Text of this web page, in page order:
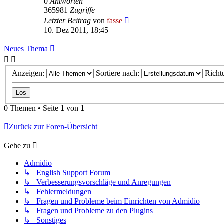
365981 Zugriffe
Letzter Beitrag von fasse
10. Dez 2011, 18:45
Neues Thema
Anzeigen: Sortiere nach:
0 Themen • Seite 1 von 1
Zurück zur Foren-Übersicht
Gehe zu
Admidio
↳ English Support Forum
↳ Verbesserungsvorschläge und Anregungen
↳ Fehlermeldungen
↳ Fragen und Probleme beim Einrichten von Admidio
↳ Fragen und Probleme zu den Plugins
↳ Sonstiges